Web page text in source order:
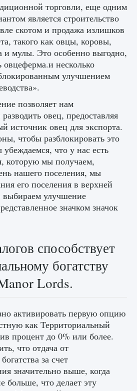
торговли, еще одним
является строительство
скотом и продажа излишков
такого как овцы, коровы,
и мулы. Это особенно выгодно,
овцеферма.и несколько
улучшением
позволяет нам
овец, предоставляя
источник овец для экспорта.
чтобы разблокировать это
что у нас есть
которую мы получаем,
нашего поселения, мы
его поселения в верхней
выбираем улучшение
значком значок
способствует
богатству
Lords.
активировать первую опцию
как Территориальный
процент до 0% или более.
что отдача от
за счет
значительно выше, когда
больше, что делает эту